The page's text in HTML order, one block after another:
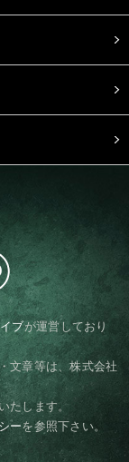
ブが運営しており
文章等は、株式会社
たします。
ーを参照下さい。